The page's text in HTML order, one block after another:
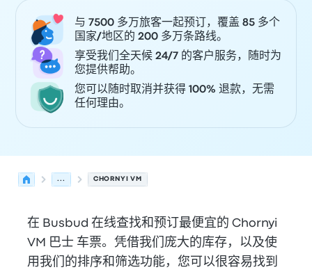
与 7500 多万旅客一起预订，覆盖 85 多个
国家/地区的 200 多万条路线。
享受我们全天候 24/7 的客户服务，随时为
您提供帮助。
您可以随时取消并获得 100% 退款，无需
任何理由。
... CHORNYI VM
在 Busbud 在线查找和预订最便宜的 Chornyi
VM 巴士 车票。凭借我们庞大的库存，以及使
用我们的排序和筛选功能，您可以很容易找到